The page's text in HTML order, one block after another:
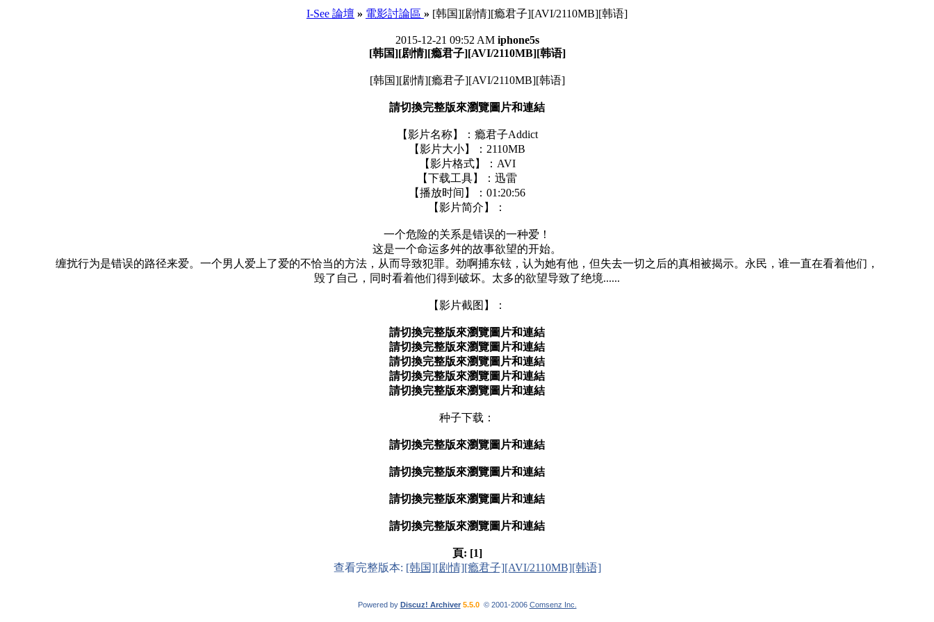
I-See 論壇 » 電影討論區 » [韩国][剧情][瘾君子][AVI/2110MB][韩语]
2015-12-21 09:52 AM iphone5s
[韩国][剧情][瘾君子][AVI/2110MB][韩语]
[韩国][剧情][瘾君子][AVI/2110MB][韩语]
請切換完整版來瀏覽圖片和連結
【影片名称】：瘾君子Addict
【影片大小】：2110MB
【影片格式】：AVI
【下载工具】：迅雷
【播放时间】：01:20:56
【影片简介】：
一个危险的关系是错误的一种爱！
这是一个命运多舛的故事欲望的开始。
缠扰行为是错误的路径来爱。一个男人爱上了爱的不恰当的方法，从而导致犯罪。劲啊捕东铉，认为她有他，但失去一切之后的真相被揭示。永民，谁一直在看着他们，
毁了自己，同时看着他们得到破坏。太多的欲望导致了绝境......
【影片截图】：
請切換完整版來瀏覽圖片和連結
請切換完整版來瀏覽圖片和連結
請切換完整版來瀏覽圖片和連結
請切換完整版來瀏覽圖片和連結
請切換完整版來瀏覽圖片和連結
种子下载：
請切換完整版來瀏覽圖片和連結
請切換完整版來瀏覽圖片和連結
請切換完整版來瀏覽圖片和連結
請切換完整版來瀏覽圖片和連結
頁: [1]
查看完整版本: [韩国][剧情][瘾君子][AVI/2110MB][韩语]
Powered by Discuz! Archiver 5.5.0© 2001-2006 Comsenz Inc.